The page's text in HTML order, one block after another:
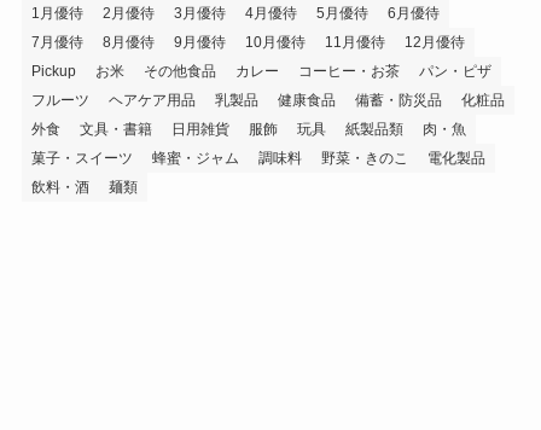
1月優待 2月優待 3月優待 4月優待 5月優待
6月優待
7月優待
8月優待 9月優待 10月優待 11月優待
12月優待
Pickup
お米 その他食品 カレー コーヒー・お茶
パン・ピザ
フルーツ
ヘアケア用品 乳製品 健康食品 備蓄・防災品
化粧品
外食
文具・書籍 日用雑貨 服飾 玩具 紙製品類
肉・魚
菓子・スイーツ
蜂蜜・ジャム 調味料 野菜・きのこ
電化製品
飲料・酒
麺類